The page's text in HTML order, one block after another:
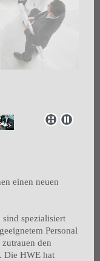
einen neuen
sind spezialisiert
Personal
den
Die HWE hat